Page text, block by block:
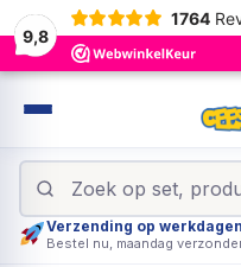
9,8
1764
Verzending op werkdagen
Bestel nu, maandag